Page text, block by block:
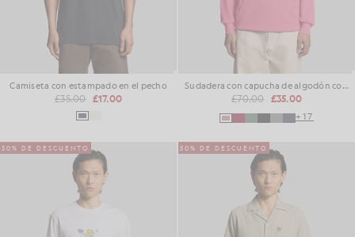
Camiseta con estampado en el pecho
£35.00 £17.00
Sudadera con capucha de algodón con forro polar
£70.00 £35.00
+17
50% DE DESCUENTO 50% DE DESCUENTO